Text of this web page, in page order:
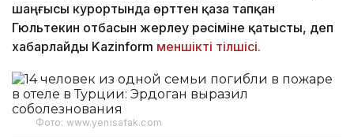
шаңғысы курортында өрттен қаза тапқан
Гюльтекин отбасын жерлеу рәсіміне қатысты, деп
хабарлайды Kazinform меншікті тілшісі.
Фото: www.yenisafak.com